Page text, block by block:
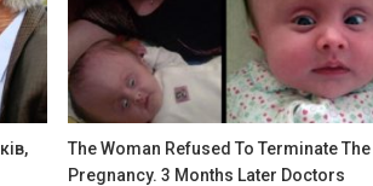
The Woman Refused To Terminate The
Pregnancy. 3 Months Later Doctors